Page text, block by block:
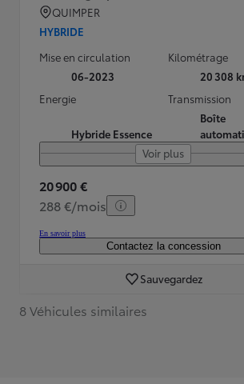
QUIMPER
HYBRIDE
Mise en circulation
06-2023
Kilométrage
20 308
Energie
Hybride Essence
Transmission
Boîte
Voir plus
20 900 €
288 €/mois
En savoir plus
Contactez la concession
Sauvegardez
8 Véhicules similaires